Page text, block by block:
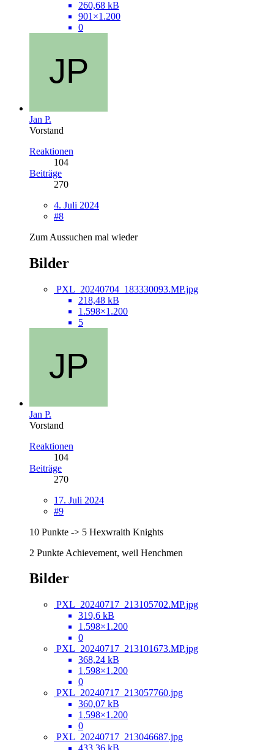
260,68 kB
901×1.200
0
Jan P.
Vorstand
Reaktionen
104
Beiträge
270
4. Juli 2024
#8
Zum Aussuchen mal wieder
Bilder
PXL_20240704_183330093.MP.jpg
218,48 kB
1.598×1.200
5
Jan P.
Vorstand
Reaktionen
104
Beiträge
270
17. Juli 2024
#9
10 Punkte -> 5 Hexwraith Knights
2 Punkte Achievement, weil Henchmen
Bilder
PXL_20240717_213105702.MP.jpg
319,6 kB
1.598×1.200
0
PXL_20240717_213101673.MP.jpg
368,24 kB
1.598×1.200
0
PXL_20240717_213057760.jpg
360,07 kB
1.598×1.200
0
PXL_20240717_213046687.jpg